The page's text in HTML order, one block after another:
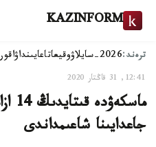
KAZINFORM
ترەند:2026-سايلاۋ وقيعاتاعايىنداۋ
12:41, 31 قاڭتار 2020
جاعدايىنا شاعىمداندى